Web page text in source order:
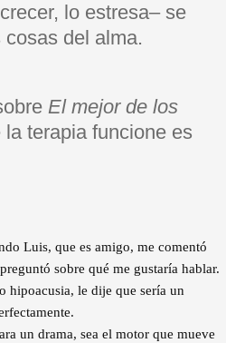
lo estresa– se
del alma.
El mejor de los
terapia funcione es
Luis, que es amigo, me comentó
sobre qué me gustaría hablar.
hipoacusia, le dije que sería un
un drama, sea el motor que mueve